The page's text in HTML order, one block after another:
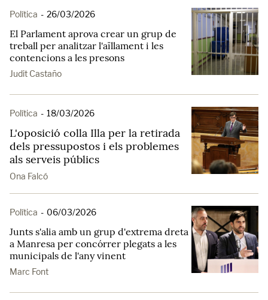
Política - 26/03/2026
El Parlament aprova crear un grup de
treball per analitzar l'aïllament i les
contencions a les presons
Judit Castaño
Política - 18/03/2026
L'oposició colla Illa per la retirada
dels pressupostos i els problemes
als serveis públics
Ona Falcó
Política - 06/03/2026
Junts s'alia amb un grup d'extrema dreta
a Manresa per concórrer plegats a les
municipals de l'any vinent
Marc Font